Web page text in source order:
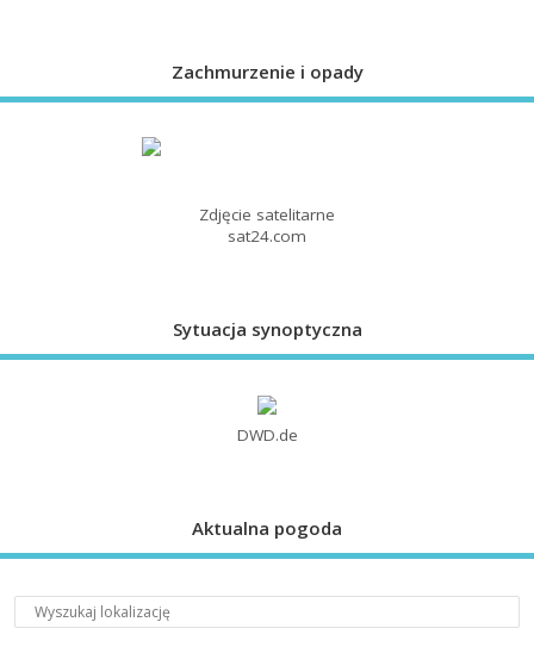
Zachmurzenie i opady
Zdjęcie satelitarne
sat24.com
Sytuacja synoptyczna
DWD.de
Aktualna pogoda